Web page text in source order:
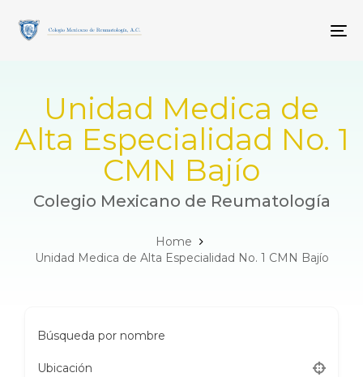
links
primary
Unidad Medica de
Alta Especialidad No. 1
CMN Bajío
Colegio Mexicano de Reumatología
Home
Unidad Medica de Alta Especialidad No. 1 CMN Bajío
Búsqueda por nombre
Ubicación